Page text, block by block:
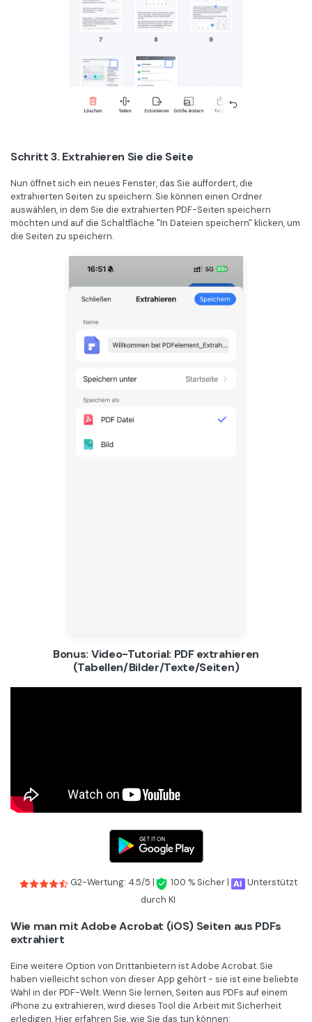
Schritt 3. Extrahieren Sie die Seite
Nun öffnet sich ein neues Fenster, das Sie auffordert, die
extrahierten Seiten zu speichern. Sie können einen Ordner
auswählen, in dem Sie die extrahierten PDF-Seiten speichern
möchten und auf die Schaltfläche "In Dateien speichern" klicken, um
die Seiten zu speichern.
Bonus: Video-Tutorial: PDF extrahieren
(Tabellen/Bilder/Texte/Seiten)
G2-Wertung: 4.5/5 | 100 % Sicher |
Unterstützt
durch KI
Wie man mit Adobe Acrobat (iOS) Seiten aus PDFs
extrahiert
Eine weitere Option von Drittanbietern ist Adobe Acrobat. Sie
haben vielleicht schon von dieser App gehört - sie ist eine beliebte
Wahl in der PDF-Welt. Wenn Sie lernen, Seiten aus PDFs auf einem
iPhone zu extrahieren, wird dieses Tool die Arbeit mit Sicherheit
erledigen. Hier erfahren Sie, wie Sie das tun können: